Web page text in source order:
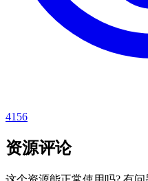
4156
资源评论